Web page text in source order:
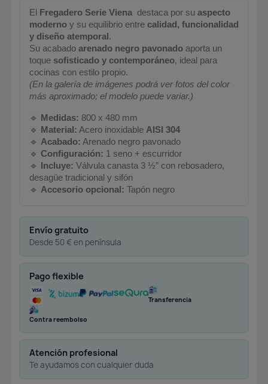
El Fregadero Serie Viena destaca por su aspecto
moderno y su equilibrio entre calidad, funcionalidad
y diseño atemporal.
Su acabado arenado negro pavonado aporta un
toque sofisticado y contemporáneo, ideal para
cocinas con estilo propio.
(En la galería de imágenes podrá ver fotos del color
más aproximado; el modelo puede variar.)
🔹 Medidas: 800 x 480 mm
🔹 Material: Acero inoxidable AISI 304
🔹 Acabado: Arenado negro pavonado
🔹 Configuración: 1 seno + escurridor
🔹 Incluye: Válvula canasta 3 ½” con rebosadero,
desagüe tradicional y sifón
🔹 Accesorio opcional: Tapón negro
Envío gratuito
Desde 50 € en península
Pago flexible
Transferencia
Contra reembolso
Atención profesional
Te ayudamos con cualquier duda